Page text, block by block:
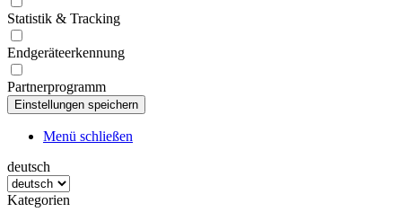
Statistik & Tracking
Endgeräteerkennung
Partnerprogramm
Menü schließen
deutsch
Kategorien